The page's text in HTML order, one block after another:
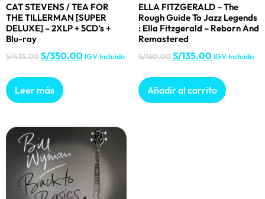
CAT STEVENS / TEA FOR
THE TILLERMAN [SUPER
DELUXE] – 2XLP + 5CD’s +
Blu-ray
S/435.00S/350.00 IGV Incluido
Leer más
ELLA FITZGERALD – The
Rough Guide To Jazz Legends
: Ella Fitzgerald – Reborn And
Remastered
S/160.00S/135.00 IGV Incluido
Añadir al carrito